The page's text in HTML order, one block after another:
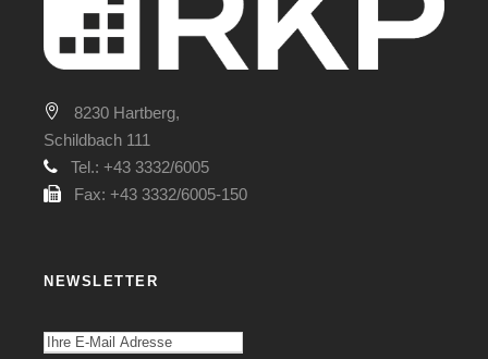
8230 Hartberg,
Schildbach 111
Tel.: +43 3332/6005
Fax: +43 3332/6005-150
NEWSLETTER